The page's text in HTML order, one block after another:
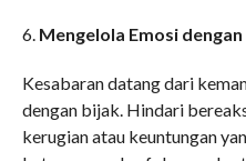
6. Mengelola Emosi
Kesabaran datang dari
dengan bijak. Hindari
kerugian atau keuntungan